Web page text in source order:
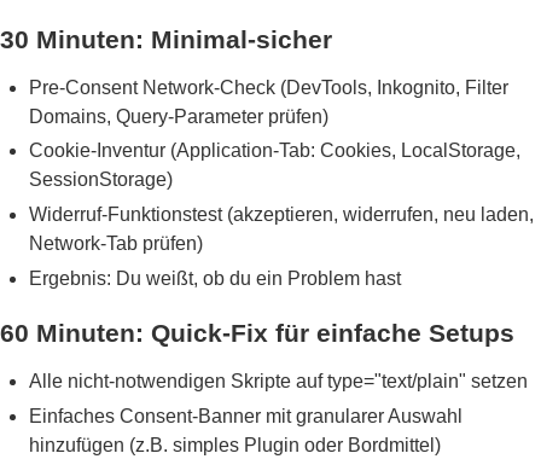
30 Minuten: Minimal-sicher
Pre-Consent Network-Check (DevTools, Inkognito, Filter
Domains, Query-Parameter prüfen)
Cookie-Inventur (Application-Tab: Cookies, LocalStorage,
SessionStorage)
Widerruf-Funktionstest (akzeptieren, widerrufen, neu laden,
Network-Tab prüfen)
Ergebnis: Du weißt, ob du ein Problem hast
60 Minuten: Quick-Fix für einfache Setups
Alle nicht-notwendigen Skripte auf type="text/plain" setzen
Einfaches Consent-Banner mit granularer Auswahl
hinzufügen (z.B. simples Plugin oder Bordmittel)